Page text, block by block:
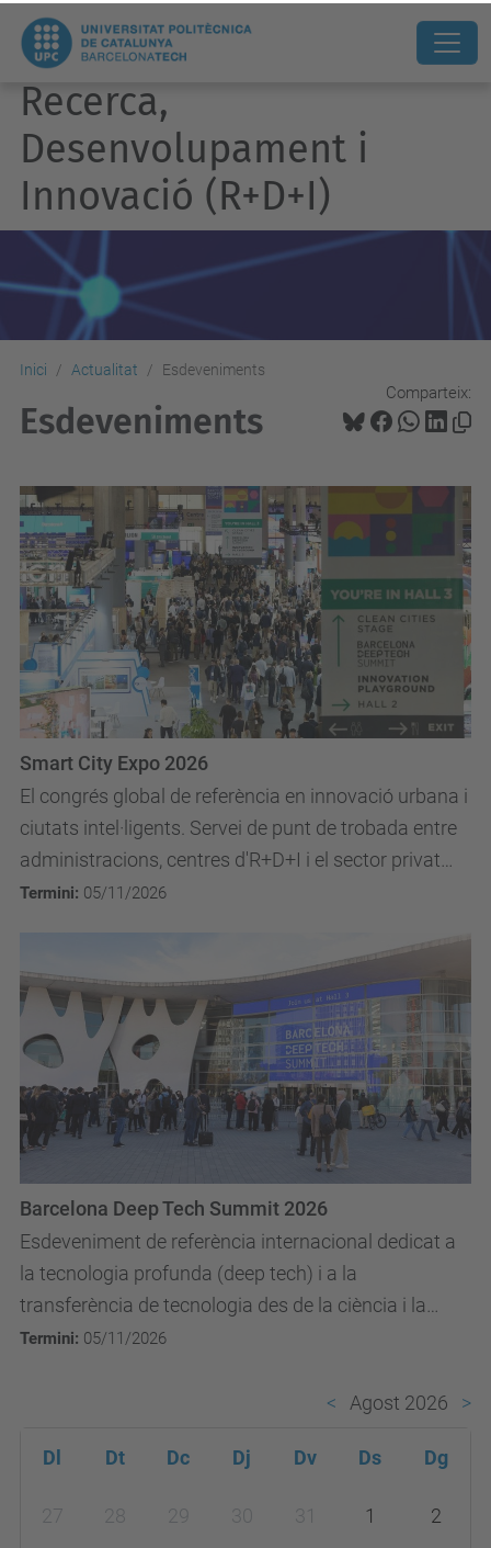
Recerca,
Desenvolupament i
Innovació (R+D+I)
Inici Actualitat Esdeveniments
Comparteix:
Esdeveniments
El congrés global de referència en innovació urbana i
ciutats intel·ligents. Servei de punt de trobada entre
administracions, centres d'R+D+I i el sector privat
per presentar tecnologies i solucions...
Smart City Expo 2026
Termini: 05/11/2026
Esdeveniment de referència internacional dedicat a
la tecnologia profunda (deep tech) i a la
transferència de tecnologia des de la ciència i la
universitat cap al mercat. Reuneix spin-offs,...
Barcelona Deep Tech Summit 2026
Termini: 05/11/2026
Agost 2026
Dl Dt Dc Dj Dv Ds Dg
27 28 29 30 31 1 2